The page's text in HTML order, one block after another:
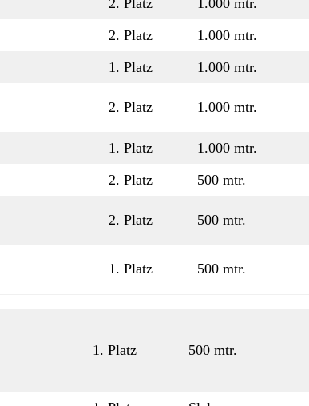
2. Platz 1.000 mtr.
2. Platz 1.000 mtr.
1. Platz 1.000 mtr.
2. Platz 1.000 mtr.
1. Platz 1.000 mtr.
2. Platz 500 mtr.
2. Platz 500 mtr.
1. Platz 500 mtr.
1. Platz 500 mtr.